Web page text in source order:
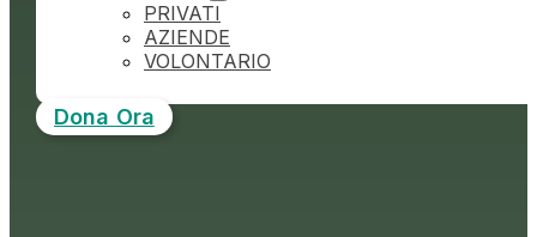
PRIVATI
AZIENDE
VOLONTARIO
Dona Ora